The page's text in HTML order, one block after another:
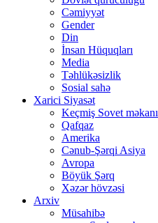
Cəmiyyət
Gender
Din
İnsan Hüquqları
Media
Təhlükəsizlik
Sosial sahə
Xarici Siyasət
Keçmiş Sovet məkanı
Qafqaz
Amerika
Cənub-Şərqi Asiya
Avropa
Böyük Şərq
Xəzər hövzəsi
Arxiv
Müsahibə